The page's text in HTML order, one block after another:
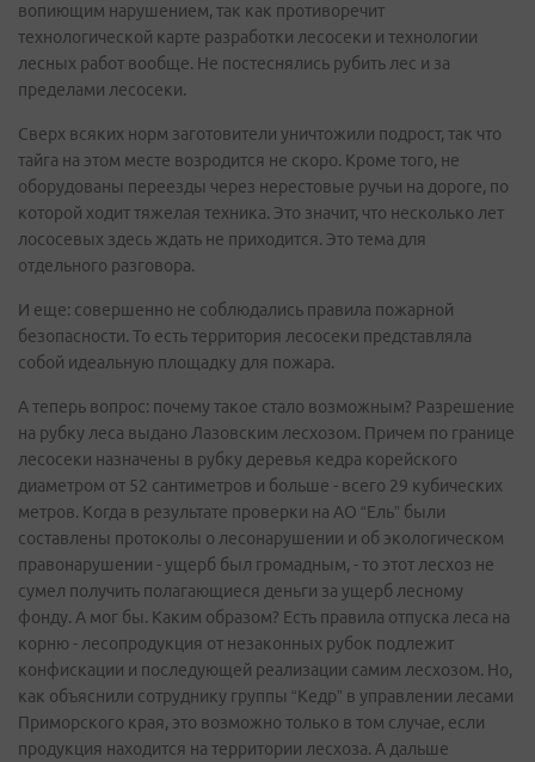
вопиющим нарушением, так как противоречит
технологической карте разработки лесосеки и технологии
лесных работ вообще. Не постеснялись рубить лес и за
пределами лесосеки.
Сверх всяких норм заготовители уничтожили подрост, так что
тайга на этом месте возродится не скоро. Кроме того, не
оборудованы переезды через нерестовые ручьи на дороге, по
которой ходит тяжелая техника. Это значит, что несколько лет
лососевых здесь ждать не приходится. Это тема для
отдельного разговора.
И еще: совершенно не соблюдались правила пожарной
безопасности. То есть территория лесосеки представляла
собой идеальную площадку для пожара.
А теперь вопрос: почему такое стало возможным? Разрешение
на рубку леса выдано Лазовским лесхозом. Причем по границе
лесосеки назначены в рубку деревья кедра корейского
диаметром от 52 сантиметров и больше - всего 29 кубических
метров. Когда в результате проверки на АО “Ель” были
составлены протоколы о лесонарушении и об экологическом
правонарушении - ущерб был громадным, - то этот лесхоз не
сумел получить полагающиеся деньги за ущерб лесному
фонду. А мог бы. Каким образом? Есть правила отпуска леса на
корню - лесопродукция от незаконных рубок подлежит
конфискации и последующей реализации самим лесхозом. Но,
как объяснили сотруднику группы “Кедр” в управлении лесами
Приморского края, это возможно только в том случае, если
продукция находится на территории лесхоза. А дальше